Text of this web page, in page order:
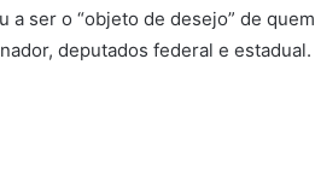
a ser o “objeto de desejo” de quem
deputados federal e estadual.